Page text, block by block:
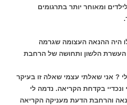
ומאוחר יותר בתרגומים
היה ההנאה העצומה שגרמה
העשרת הלשון ותחושה של הרחבת
? אני שאלתי עצמי שאלה זו בעיקר
ונכדיי בקדחת הקריאה. נדמה לי
והרחבת הדעת מעניקה הקריאה